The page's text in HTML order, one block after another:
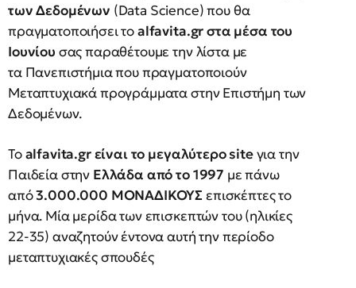
των Δεδομένων (Data Science) που θα
πραγματοποιήσει τοalfavita.gr στα μέσα του
Ιουνίου σας παραθέτουμε την λίστα με
τα Πανεπιστήμια που πραγματοποιούν
Μεταπτυχιακά προγράμματα στην Επιστήμη των
Δεδομένων.
Toalfavita.gr είναι το μεγαλύτερο siteγια την
Παιδεία στην Ελλάδα από το 1997 με πάνω
από3.000.000 ΜΟΝΑΔΙΚΟΥΣεπισκέπτες το
μήνα. Μία μερίδα των επισκεπτών του (ηλικίες
22-35) αναζητούν έντονα αυτή την περίοδο
μεταπτυχιακές σπουδές